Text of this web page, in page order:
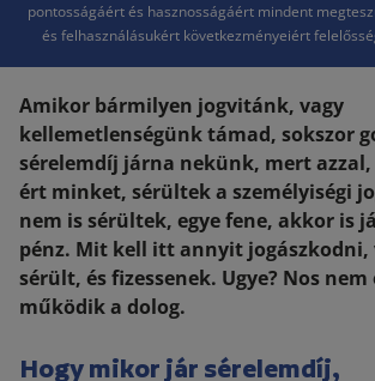
pontosságáért és hasznosságáért mindent
és felhasználásukért következményeiért
Amikor bármilyen jogvitánk, vagy
kellemetlenségünk támad, sokszor
sérelemdíj járna nekünk, mert azzal,
ért minket, sérültek a személyiségi
nem is sérültek, egye fene, akkor is
pénz. Mit kell itt annyit
sérült, és fizessenek. Ugye? Nos nem
működik a dolog.
Hogy mikor jár sérelemdíj,